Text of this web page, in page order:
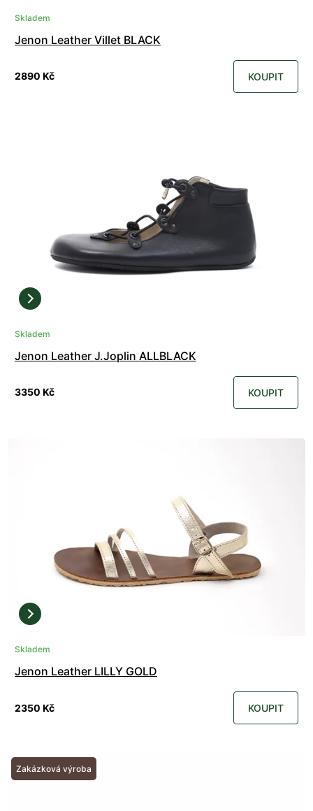
Skladem
Jenon Leather Villet BLACK
2890 Kč KOUPIT
Skladem
Jenon Leather J.Joplin ALLBLACK
3350 Kč KOUPIT
Skladem
Jenon Leather LILLY GOLD
2350 Kč KOUPIT
Zakázková výroba